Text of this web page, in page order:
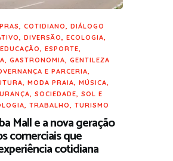
COTIDIANO
DIÁLOGO
DIVERSÃO ECOLOGIA
EDUCAÇÃO ESPORTE
GASTRONOMIA
GENTILEZA
E PARCERIA
MODA PRAIA MÚSICA
SOCIEDADE
SOL E
TRABALHO TURISMO
Mall e a nova geração
comerciais que
cotidiana